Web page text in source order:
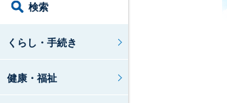
検索
くらし・手続き
健康・福祉